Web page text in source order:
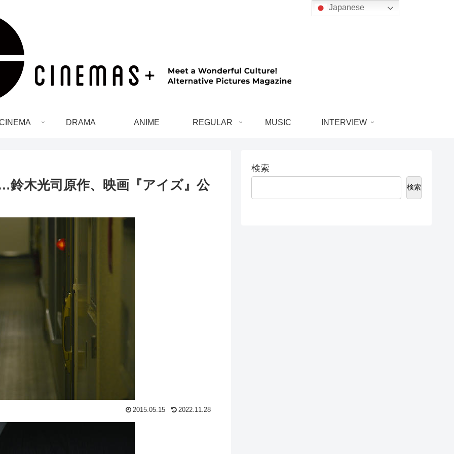
DRAMA ANIME REGULAR MUSIC INTERVIEW
鈴木光司原作、映画『アイズ』公
2015.05.15 2022.11.28
検索
検索
Japanese